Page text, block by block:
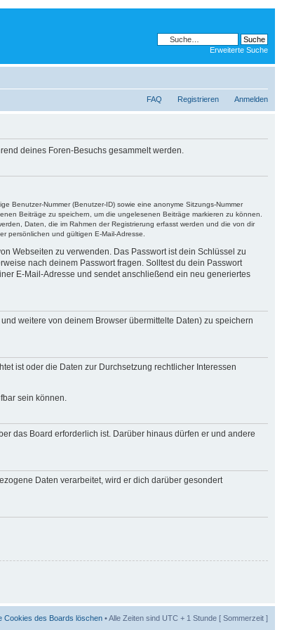
Erweiterte Suche
FAQ Registrieren Anmelden
deines Foren-Besuchs gesammelt werden.
Benutzer-Nummer (Benutzer-ID) sowie eine anonyme Sitzungs-Nummer
Beiträge zu speichern, um die ungelesenen Beiträge markieren zu können.
Daten, die im Rahmen der Registrierung erfasst werden und die von dir
persönlichen und gültigen E-Mail-Adresse.
Webseiten zu verwenden. Das Passwort ist dein Schlüssel zu
nach deinem Passwort fragen. Solltest du dein Passwort
E-Mail-Adresse und sendet anschließend ein neu generiertes
weitere von deinem Browser übermittelte Daten) zu speichern
ist oder die Daten zur Durchsetzung rechtlicher Interessen
sein können.
das Board erforderlich ist. Darüber hinaus dürfen er und andere
Daten verarbeitet, wird er dich darüber gesondert
Cookies des Boards löschen • Alle Zeiten sind UTC + 1 Stunde [ Sommerzeit ]